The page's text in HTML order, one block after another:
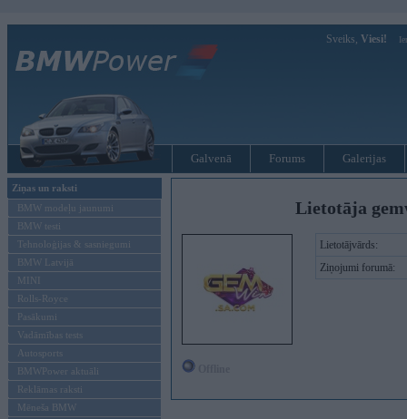
Sveiks, Viesi!
Galvenā Forums Galerijas
Ziņas un raksti
BMW modeļu jaunumi
BMW testi
Tehnoloģijas & sasniegumi
BMW Latvijā
MINI
Rolls-Royce
Pasākumi
Vadāmības tests
Autosports
BMWPower aktuāli
Reklāmas raksti
Mēneša BMW
Lietotāja
Lietotājvārds:
Ziņojumi forumā: